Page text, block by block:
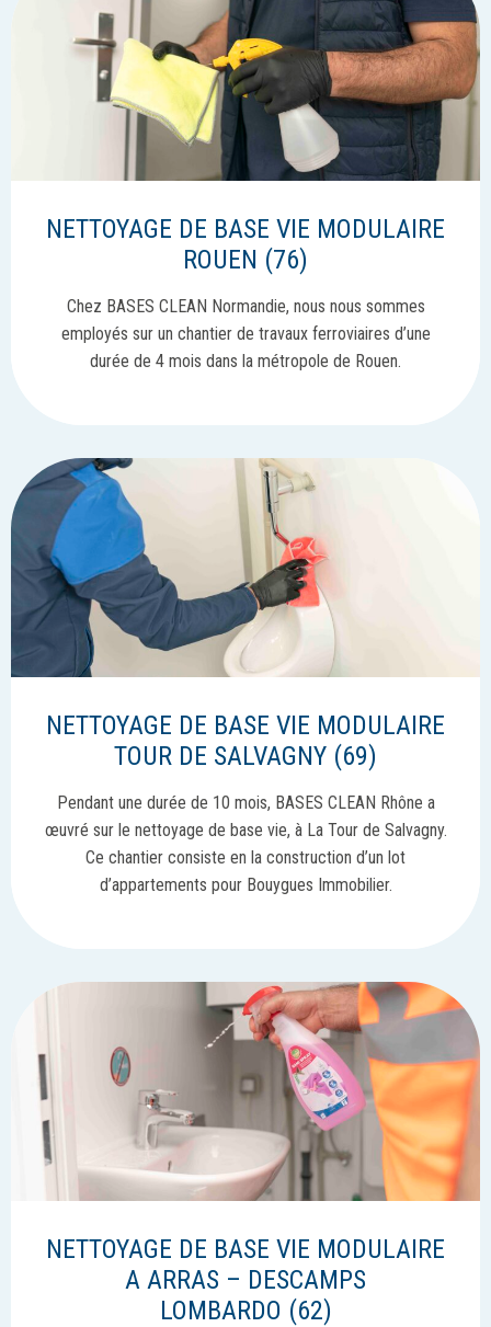
NETTOYAGE DE BASE VIE MODULAIRE
ROUEN (76)
Chez BASES CLEAN Normandie, nous nous sommes
employés sur un chantier de travaux ferroviaires d’une
durée de 4 mois dans la métropole de Rouen.
NETTOYAGE DE BASE VIE MODULAIRE
TOUR DE SALVAGNY (69)
Pendant une durée de 10 mois, BASES CLEAN Rhône a
œuvré sur le nettoyage de base vie, à La Tour de Salvagny.
Ce chantier consiste en la construction d’un lot
d’appartements pour Bouygues Immobilier.
NETTOYAGE DE BASE VIE MODULAIRE
A ARRAS – DESCAMPS
LOMBARDO (62)